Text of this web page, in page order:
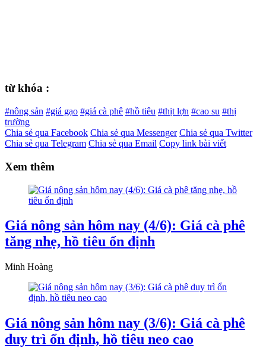
từ khóa :
#nông sản #giá gạo #giá cà phê #hồ tiêu #thịt lợn #cao su #thị
trường
Chia sẻ qua Facebook Chia sẻ qua Messenger Chia sẻ qua Twitter
Chia sẻ qua Telegram Chia sẻ qua Email Copy link bài viết
Xem thêm
Giá nông sản hôm nay (4/6): Giá cà phê
tăng nhẹ, hồ tiêu ổn định
Minh Hoàng
Giá nông sản hôm nay (3/6): Giá cà phê
duy trì ổn định, hồ tiêu neo cao